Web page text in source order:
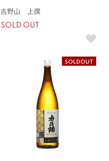
吉野山 上撰
SOLD OUT
SOLDOUT